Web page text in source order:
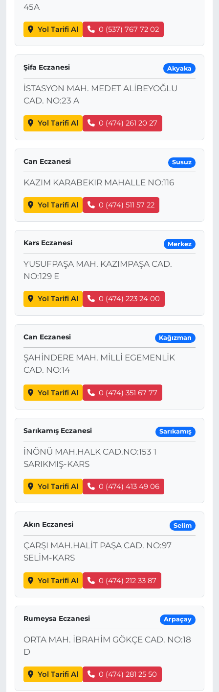
45A
Yol Tarifi Al 0 (537) 767 72 02
Şifa Eczanesi Akyaka
İSTASYON MAH. MEDET ALİBEYOĞLU
CAD. NO:23 A
Yol Tarifi Al 0 (474) 261 20 27
Can Eczanesi Susuz
KAZIM KARABEKIR MAHALLE NO:116
Yol Tarifi Al 0 (474) 511 57 22
Kars Eczanesi Merkez
YUSUFPAŞA MAH. KAZIMPAŞA CAD.
NO:129 E
Yol Tarifi Al 0 (474) 223 24 00
Can Eczanesi Kağızman
ŞAHİNDERE MAH. MİLLİ EGEMENLİK
CAD. NO:14
Yol Tarifi Al 0 (474) 351 67 77
Sarıkamış Eczanesi Sarıkamış
İNÖNÜ MAH.HALK CAD.NO:153 1
SARIKMIŞ-KARS
Yol Tarifi Al 0 (474) 413 49 06
Akın Eczanesi Selim
ÇARŞI MAH.HALİT PAŞA CAD. NO:97
SELİM-KARS
Yol Tarifi Al 0 (474) 212 33 87
Rumeysa Eczanesi Arpaçay
ORTA MAH. İBRAHİM GÖKÇE CAD. NO:18
D
Yol Tarifi Al 0 (474) 281 25 50